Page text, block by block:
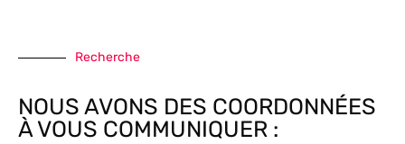
Recherche
NOUS AVONS DES COORDONNÉES
À VOUS COMMUNIQUER :